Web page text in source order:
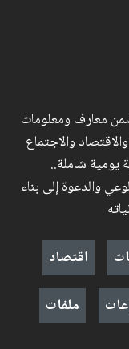
معارف ومعلومات
والاجتماع
يومية شاملة..
والدعوة إلى بناء
اقتصاد
ملفات